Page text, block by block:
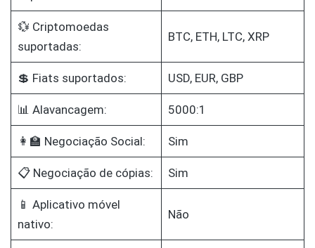
💱 Criptomoedas
suportadas:
BTC, ETH, LTC, XRP
💲 Fiats suportados: USD, EUR, GBP
📊 Alavancagem: 5000:1
👩‍🏫 Negociação Social: Sim
📋 Negociação de cópias: Sim
📱 Aplicativo móvel
nativo:
Não